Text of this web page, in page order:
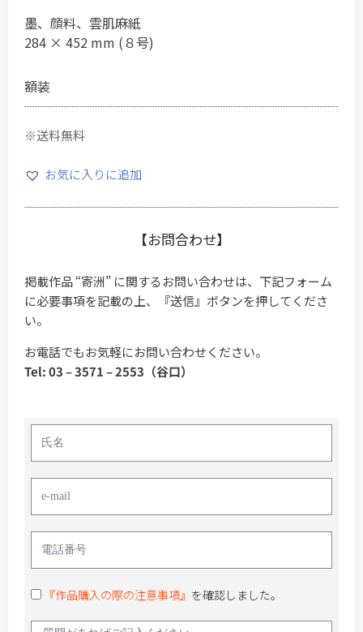
墨、顔料、雲肌麻紙
284 × 452 mm (８号)
額装
※送料無料
お気に入りに追加
【お問合わせ】
掲載作品 “寄洲” に関するお問い合わせは、下記フォーム
に必要事項を記載の上、『送信』ボタンを押してくださ
い。
お電話でもお気軽にお問い合わせください。
Tel: 03 – 3571 – 2553（谷口）
『作品購入の際の注意事項』 を確認しました。